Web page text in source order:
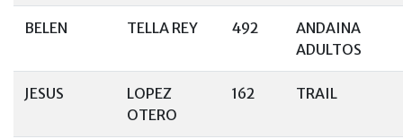
BELEN TELLA REY 492
ANDAINA
ADULTOS
JESUS
LOPEZ
OTERO
162 TRAIL